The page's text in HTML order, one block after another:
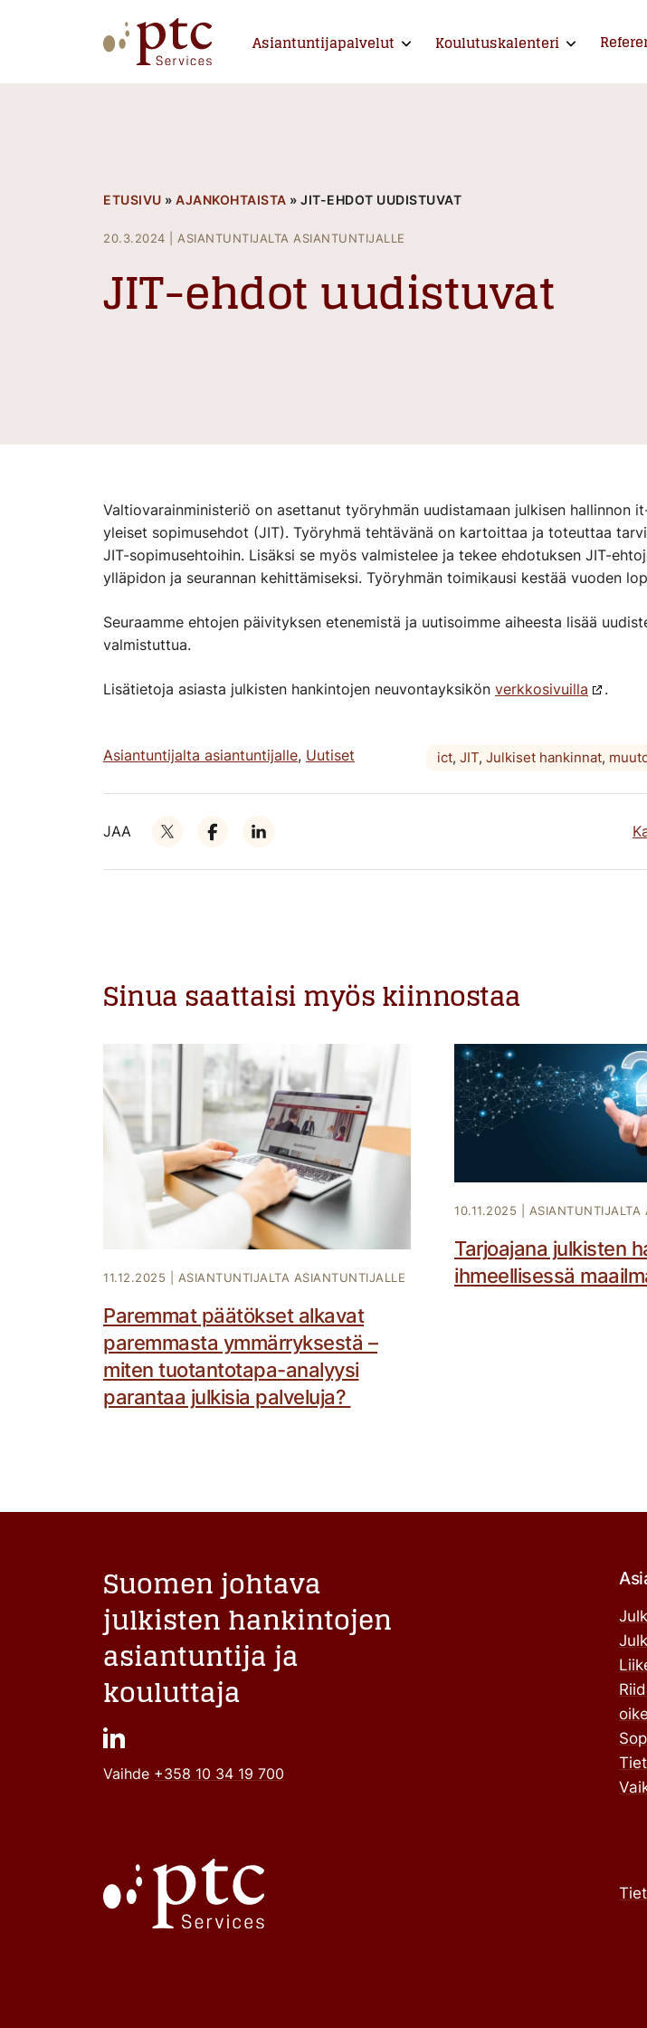
Asiantuntijapalvelut Expand child menu
Koulutuskalenteri Expand child
ETUSIVU » AJANKOHTAISTA » JIT-EHDOT UUDISTUVAT
20.3.2024 ASIANTUNTIJALTA ASIANTUNTIJALLE
JIT-ehdot uudistuvat
Valtiovarainministeriö on asettanut työryhmän uudistamaan julkisen hallinnon
yleiset sopimusehdot (JIT). Työryhmä tehtävänä on kartoittaa ja toteuttaa
JIT-sopimusehtoihin. Lisäksi se myös valmistelee ja tekee ehdotuksen JIT-
ylläpidon ja seurannan kehittämiseksi. Työryhmän toimikausi kestää vuoden
Seuraamme ehtojen päivityksen etenemistä ja uutisoimme aiheesta lisää
valmistuttua.
Lisätietoja asiasta julkisten hankintojen neuvontayksikön verkkosivuilla .
Asiantuntijalta asiantuntijalle, Uutiset ict, JIT, Julkiset hankinnat,
JAA
Sinua saattaisi myös kiinnostaa
11.12.2025 ASIANTUNTIJALTA ASIANTUNTIJALLE
Paremmat päätökset alkavat
paremmasta ymmärryksestä –
miten tuotantotapa-analyysi
parantaa julkisia palveluja?
10.11.2025 ASIANTUNTIJALTA
Tarjoajana julkisten
ihmeellisessä
Suomen johtava
julkisten hankintojen
asiantuntija ja
kouluttaja
Vaihde +358 10 34 19 700